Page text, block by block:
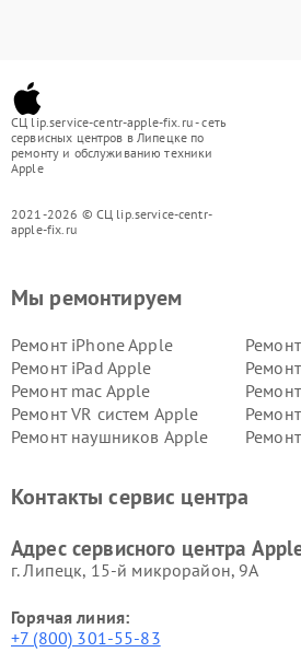
СЦ lip.service-centr-apple-fix.ru - сеть
сервисных центров в Липецке по
ремонту и обслуживанию техники
Apple
2021-2026 © СЦ lip.service-centr-
apple-fix.ru
Мы ремонтируем
Ремонт iPhone Apple
Ремонт iPad Apple
Ремонт mac Apple
Ремонт VR систем Apple
Ремонт наушников Apple
Контакты сервис центра
Адрес сервисного центра
г. Липецк, 15-й микрорайон, 9А
Горячая линия:
+7 (800) 301-55-83